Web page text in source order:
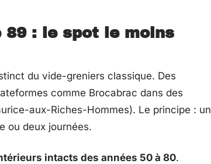
89 : le spot le moins
du vide-greniers classique. Des
comme Brocabrac dans des
aux-Riches-Hommes). Le principe : un
ou deux journées.
intacts des années 50 à 80.